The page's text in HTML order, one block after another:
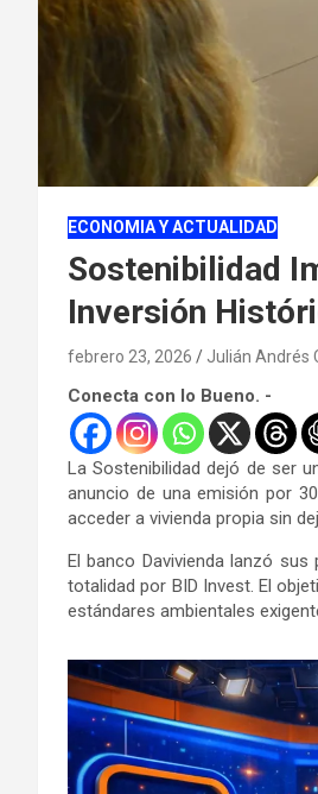
ECONOMIA Y ACTUALIDAD
Sostenibilidad
Inversión
febrero 23, 2026 Julián Andrés
Conecta con lo Bueno. -
La Sostenibilidad dejó de ser
anuncio de una emisión por
acceder a vivienda propia sin
El banco Daviviendalanzó sus
totalidad por BID Invest. El
estándares ambientales